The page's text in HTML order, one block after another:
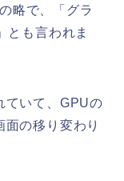
略で、「グラ
とも言われま
ていて、GPUの
の移り変わり